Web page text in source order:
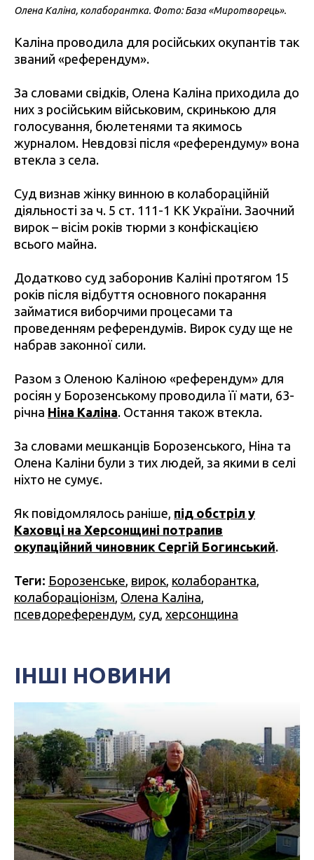
Олена Каліна, колаборантка. Фото: База «Миротворець».
Каліна проводила для російських окупантів так
званий «референдум».
За словами свідків, Олена Каліна приходила до
них з російським військовим, скринькою для
голосування, бюлетенями та якимось
журналом. Невдовзі після «референдуму» вона
втекла з села.
Суд визнав жінку винною в колабораційній
діяльності за ч. 5 ст. 111-1 КК України. Заочний
вирок – вісім років тюрми з конфіскацією
всього майна.
Додатково суд заборонив Каліні протягом 15
років після відбуття основного покарання
займатися виборчими процесами та
проведенням референдумів. Вирок суду ще не
набрав законної сили.
Разом з Оленою Каліною «референдум» для
росіян у Борозенському проводила її мати, 63-
річна Ніна Каліна. Остання також втекла.
За словами мешканців Борозенського, Ніна та
Олена Каліни були з тих людей, за якими в селі
ніхто не сумує.
Як повідомлялось раніше, під обстріл у
Каховці на Херсонщині потрапив
окупаційний чиновник Сергій Богинський.
Теги: Борозенське, вирок, колаборантка,
колабораціонізм, Олена Каліна,
псевдореферендум, суд, херсонщина
ІНШІ НОВИНИ